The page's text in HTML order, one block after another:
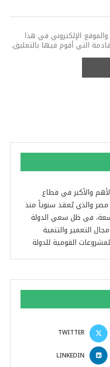
الإلكتروني في هذا
التي أقوم فيها بالتعليق.
والأكبر في قطاع
مصر والذي يُعقد سنوياً منذ
في ظل سعي الدولة
التعمير والتنمية
القومية للدولة
TWITTER
LINKEDIN